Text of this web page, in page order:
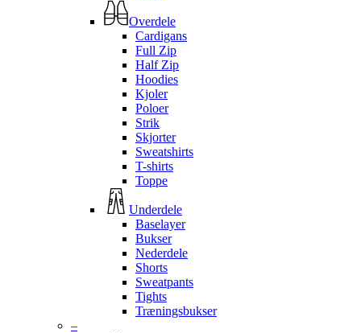
Overdele
Cardigans
Full Zip
Half Zip
Hoodies
Kjoler
Poloer
Strik
Skjorter
Sweatshirts
T-shirts
Toppe
Underdele
Baselayer
Bukser
Nederdele
Shorts
Sweatpants
Tights
Træningsbukser
–